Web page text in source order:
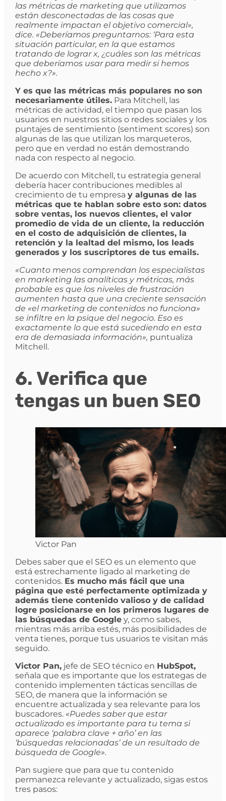
las métricas de marketing que utilizamos
están desconectadas de las cosas que
realmente impactan el objetivo comercial»,
dice. «Deberíamos preguntarnos: ‘Para esta
situación particular, en la que estamos
tratando de lograr x, ¿cuáles son las métricas
que deberíamos usar para medir si hemos
hecho x?».
Y es que las métricas más populares no son
necesariamente útiles.Para Mitchell, las
métricas de actividad, el tiempo que pasan los
usuarios en nuestros sitios o redes sociales y los
puntajes de sentimiento (sentiment scores) son
algunas de las que utilizan los marqueteros,
pero que en verdad no están demostrando
nada con respecto al negocio.
De acuerdo con Mitchell, tu estrategia general
debería hacer contribuciones medibles al
crecimiento de tu empresa y algunas de las
métricas que te hablan sobre esto son: datos
sobre ventas, los nuevos clientes, el valor
promedio de vida de un cliente, la reducción
en el costo de adquisición de clientes, la
retención y la lealtad del mismo, los leads
generados y los suscriptores de tus emails.
«Cuanto menos comprendan los especialistas
en marketing las analíticas y métricas, más
probable es que los niveles de frustración
aumenten hasta que una creciente sensación
de «el marketing de contenidos no funciona»
se infiltre en la psique del negocio. Eso es
exactamente lo que está sucediendo en esta
era de demasiada información», puntualiza
Mitchell.
6. Verifica que
tengas un buen SEO
Victor Pan
Debes saber que el SEO es un elemento que
está estrechamente ligado al marketing de
contenidos. Es mucho más fácil que una
página que esté perfectamente optimizada y
además tiene contenido valioso y de calidad
logre posicionarse en los primeros lugares de
las búsquedas de Googley, como sabes,
mientras más arriba estés, más posibilidades de
venta tienes, porque tus usuarios te visitan más
seguido.
Victor Pan,jefe de SEO técnico en HubSpot,
señala que es importante que los estrategas de
contenido implementen tácticas sencillas de
SEO, de manera que la información se
encuentre actualizada y sea relevante para los
buscadores. «Puedes saber que estar
actualizado es importante para tu tema si
aparece ‘palabra clave + año’ en las
‘búsquedas relacionadas’ de un resultado de
búsqueda de Google».
Pan sugiere que para que tu contenido
permanezca relevante y actualizado, sigas estos
tres pasos: